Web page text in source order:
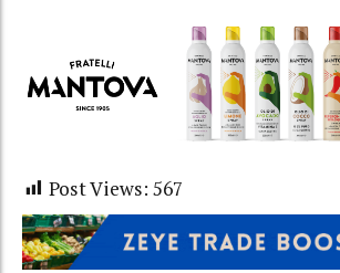
Post Views: 567